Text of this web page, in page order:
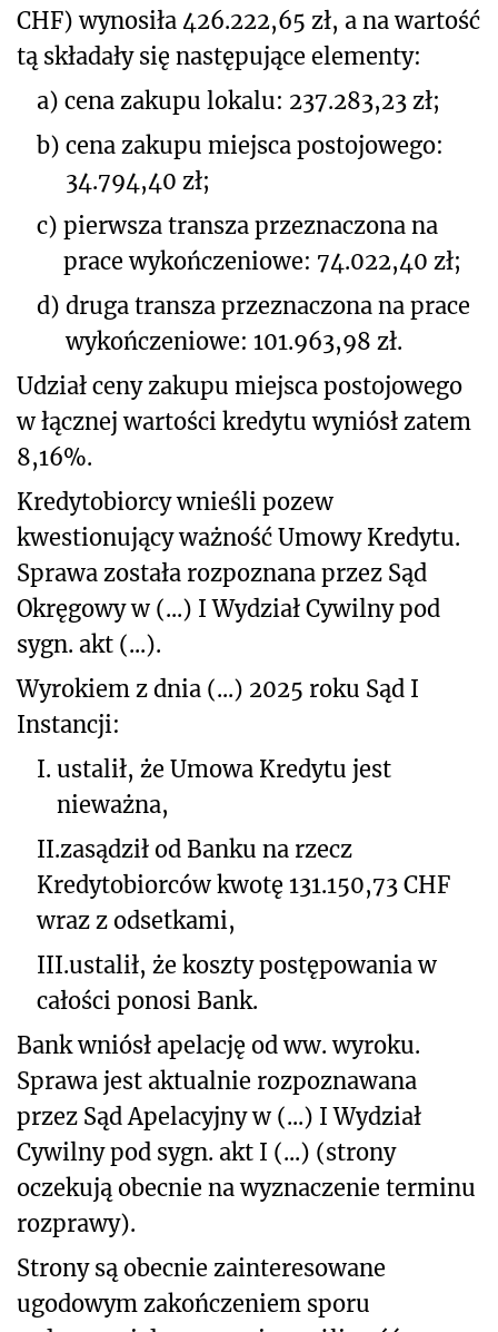
CHF) wynosiła 426.222,65 zł, a na wartość
tą składały się następujące elementy:
a) cena zakupu lokalu: 237.283,23 zł;
b) cena zakupu miejsca postojowego:
34.794,40 zł;
c) pierwsza transza przeznaczona na
prace wykończeniowe: 74.022,40 zł;
d) druga transza przeznaczona na prace
wykończeniowe: 101.963,98 zł.
Udział ceny zakupu miejsca postojowego
w łącznej wartości kredytu wyniósł zatem
8,16%.
Kredytobiorcy wnieśli pozew
kwestionujący ważność Umowy Kredytu.
Sprawa została rozpoznana przez Sąd
Okręgowy w (...) I Wydział Cywilny pod
sygn. akt (...).
Wyrokiem z dnia (...) 2025 roku Sąd I
Instancji:
I. ustalił, że Umowa Kredytu jest
nieważna,
II.zasądził od Banku na rzecz
Kredytobiorców kwotę 131.150,73 CHF
wraz z odsetkami,
III.ustalił, że koszty postępowania w
całości ponosi Bank.
Bank wniósł apelację od ww. wyroku.
Sprawa jest aktualnie rozpoznawana
przez Sąd Apelacyjny w (...) I Wydział
Cywilny pod sygn. akt I (...) (strony
oczekują obecnie na wyznaczenie terminu
rozprawy).
Strony są obecnie zainteresowane
ugodowym zakończeniem sporu